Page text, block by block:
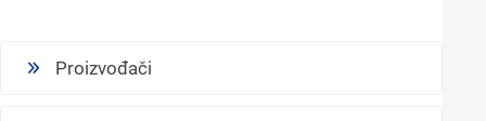
Proizvođači